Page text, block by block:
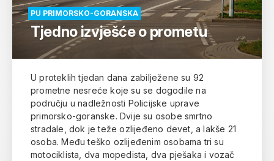
PU PRIMORSKO-GORANSKA
Tjedno izvješće o prometu
U proteklih tjedan dana zabilježene su 92
prometne nesreće koje su se dogodile na
području u nadležnosti Policijske uprave
primorsko-goranske. Dvije su osobe smrtno
stradale, dok je teže ozlijeđeno devet, a lakše 21
osoba. Među teško ozlijeđenim osobama tri su
motociklista, dva mopedista, dva pješaka i vozač